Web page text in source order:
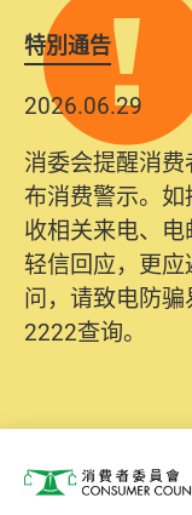
特別通告
2026.06.29
消委会提醒消
布消费警示。
收相关来电、
轻信回应，更
问，请致电防
2222查询。
消费者委员会